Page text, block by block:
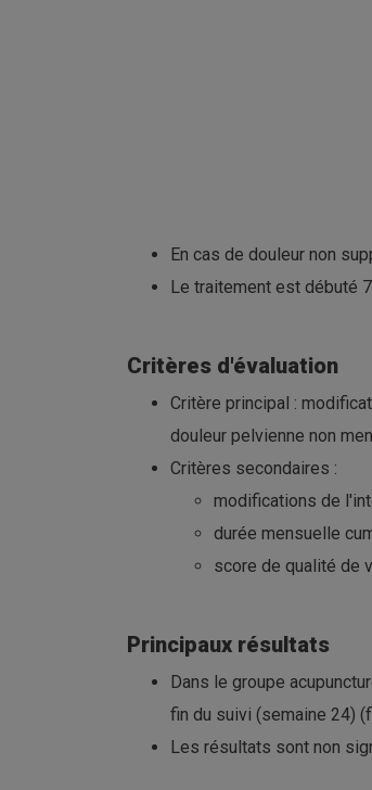
En cas de douleur non
Le traitement est débuté
Critères d'évaluation
Critère principal :
douleur pelvienne non
Critères secondaires :
modifications de
durée mensuelle
score de qualité de
Principaux résultats
Dans le groupe
fin du suivi (semaine 24)
Les résultats sont non